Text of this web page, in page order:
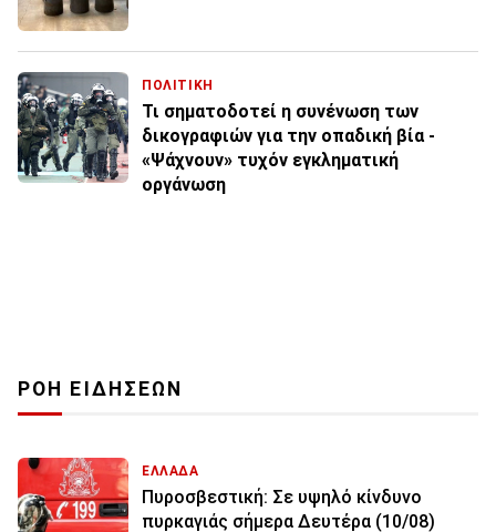
ΠΟΛΙΤΙΚΗ
Τι σηματοδοτεί η συνένωση των
δικογραφιών για την οπαδική βία -
«Ψάχνουν» τυχόν εγκληματική
οργάνωση
ΡΟΗ ΕΙΔΗΣΕΩΝ
ΕΛΛΑΔΑ
Πυροσβεστική: Σε υψηλό κίνδυνο
πυρκαγιάς σήμερα Δευτέρα (10/08)